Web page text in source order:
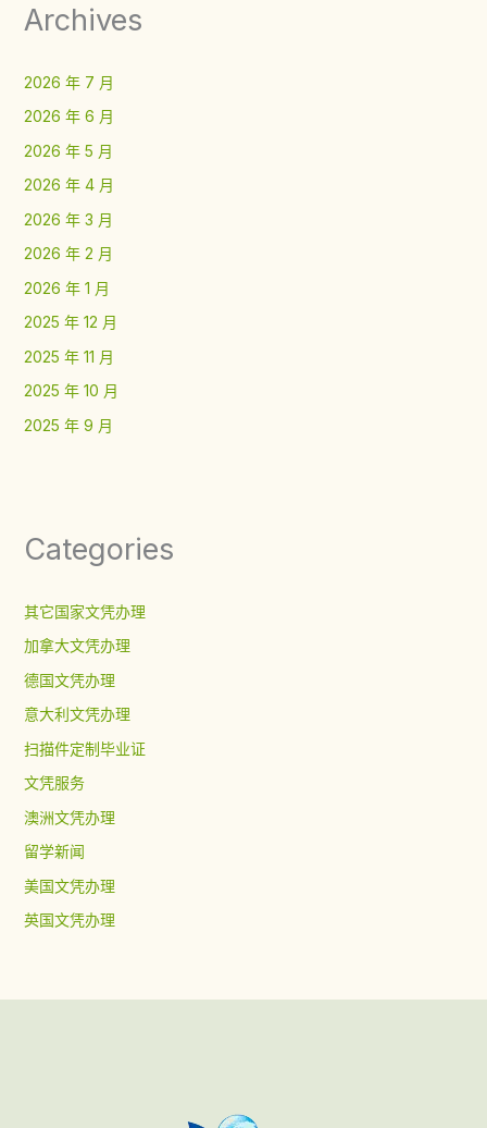
Archives
2026 年 7 月
2026 年 6 月
2026 年 5 月
2026 年 4 月
2026 年 3 月
2026 年 2 月
2026 年 1 月
2025 年 12 月
2025 年 11 月
2025 年 10 月
2025 年 9 月
Categories
其它国家文凭办理
加拿大文凭办理
德国文凭办理
意大利文凭办理
扫描件定制毕业证
文凭服务
澳洲文凭办理
留学新闻
美国文凭办理
英国文凭办理